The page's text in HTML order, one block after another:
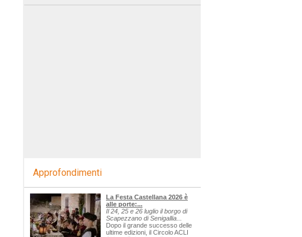
Approfondimenti
La Festa Castellana 2026 è
alle porte:...
Il 24, 25 e 26 luglio il borgo di
Scapezzano di Senigallia...
Dopo il grande successo delle
ultime edizioni, il Circolo ACLI